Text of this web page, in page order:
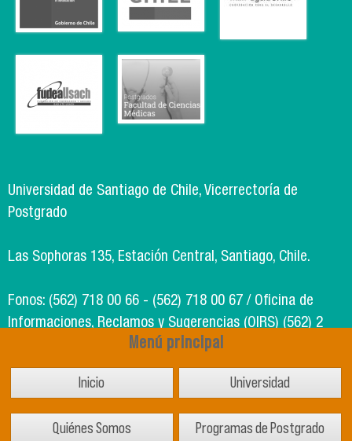
Menú principal
Inicio Universidad
Quiénes Somos Programas de Postgrado
Universidad de Santiago de Chile, Vicerrectoría de
Postgrado
Las Sophoras 135, Estación Central, Santiago, Chile.
Fonos: (562) 718 00 66 - (562) 718 00 67 / Oficina de
Informaciones, Reclamos y Sugerencias (OIRS) (562) 2
Soporte Informático Segic: (562) 718 02 25